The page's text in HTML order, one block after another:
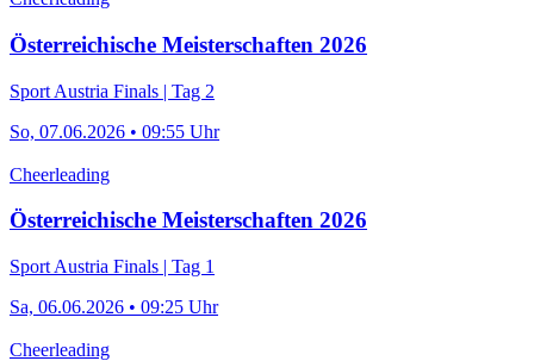
Österreichische Meisterschaften 2026
Sport Austria Finals | Tag 2
So, 07.06.2026 • 09:55 Uhr
Cheerleading
Österreichische Meisterschaften 2026
Sport Austria Finals | Tag 1
Sa, 06.06.2026 • 09:25 Uhr
Cheerleading